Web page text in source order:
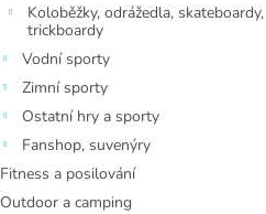
Koloběžky, odrážedla, skateboardy,
trickboardy
Vodní sporty
Zimní sporty
Ostatní hry a sporty
Fanshop, suvenýry
Fitness a posilování
Outdoor a camping